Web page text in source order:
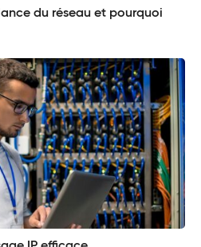
du réseau et pourquoi